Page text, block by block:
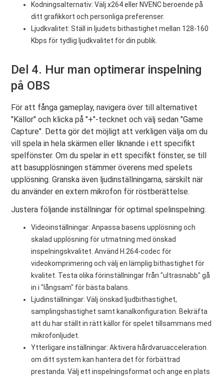
Kodningsalternativ: Välj x264 eller NVENC beroende på
ditt grafikkort och personliga preferenser.
Ljudkvalitet: Ställ in ljudets bithastighet mellan 128-160
Kbps för tydlig ljudkvalitet för din publik.
Del 4. Hur man optimerar inspelning
på OBS
För att fånga gameplay, navigera över till alternativet
"Källor" och klicka på "+"-tecknet och välj sedan "Game
Capture". Detta gör det möjligt att verkligen välja om du
vill spela in hela skärmen eller liknande i ett specifikt
spelfönster. Om du spelar in ett specifikt fönster, se till
att basupplösningen stämmer överens med spelets
upplösning. Granska även ljudinställningarna, särskilt när
du använder en extern mikrofon för röstberättelse.
Justera följande inställningar för optimal spelinspelning:
Videoinställningar: Anpassa basens upplösning och
skalad upplösning för utmatning med önskad
inspelningskvalitet. Använd H.264-codec för
videokomprimering och välj en lämplig bithastighet för
kvalitet. Testa olika förinställningar från "ultrasnabb" gå
in i "långsam" för bästa balans.
Ljudinställningar: Välj önskad ljudbithastighet,
samplingshastighet samt kanalkonfiguration. Bekräfta
att du har ställt in rätt källor för spelet tillsammans med
mikrofonljudet.
Ytterligare inställningar: Aktivera hårdvaruacceleration
om ditt system kan hantera det för förbättrad
prestanda. Välj ett inspelningsformat och ange en plats